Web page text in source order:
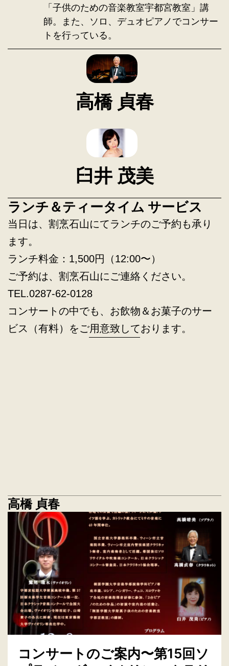
「子供のための音楽教室宇都宮教室」講
師。また、ソロ、デュオピアノでコンサー
トを行っている。
高橋 貞春
臼井 茂美
ランチ＆ティータイム サービス
当日は、割烹石山にてランチのご予約も承り
ます。
ランチ料金：1,500円（12:00〜）
ご予約は、割烹石山にご連絡ください。
TEL.0287-62-0128
コンサートの中でも、お飲物＆お菓子のサー
ビス（有料）をご用意致しております。
高橋 貞春
コンサートのご案内〜第15回ソ